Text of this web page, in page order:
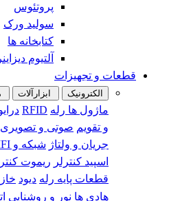
پروتئوس
سولید ورک
کتابخانه ها
آلتیوم دیزاینر
قطعات و تجهیزات
الکترونیک ابزارآلات
ماژول ها رله RFID
و تقویم صوتی و تصویری
جریان و ولتاژ شبکه و WIFI و بلوتوث
اسپید کنترلر ریموت
قطعات پایه رله دیود
هادی ها نور و روشنایی